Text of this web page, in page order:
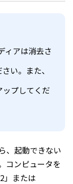
ィアは消去さ
い。また、
プしてくだ
、起動できない
コンピュータを
」または